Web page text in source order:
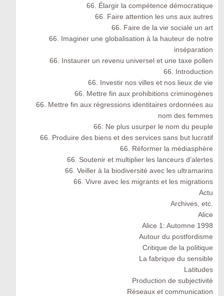
66. Élargir la compétence démocratique
66. Faire attention les uns aux autres
66. Faire de la vie sociale un art
66. Imaginer une globalisation à la hauteur de notre
inséparation
66. Instaurer un revenu universel et une taxe pollen
66. Introduction
66. Investir nos villes et nos lieux de vie
66. Mettre fin aux prohibitions criminogènes
66. Mettre fin aux régressions identitaires ordonnées au
nom des femmes
66. Ne plus usurper le nom du peuple
66. Produire des biens et des services sans but lucratif
66. Réformer la médiasphère
66. Soutenir et multiplier les lanceurs d’alertes
66. Veiller à la biodiversité avec les ultramarins
66. Vivre avec les migrants et les migrations
Actu
Archives, etc.
Alice
Alice 1: Automne 1998
Autour du postfordisme
Critique de la politique
La fabrique du sensible
Latitudes
Production de subjectivité
Réseaux et communication